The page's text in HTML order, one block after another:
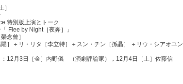
］
特別版上演とトーク
Flee by Night［夜奔］
」
榮念曾］
陽］＋ リ・リタ ［李立特］＋ スン・チン ［孫晶］ ＋ リウ・シアオユン
12月3日［金］ 内野儀 （演劇評論家），12月4日［土］ 佐藤信